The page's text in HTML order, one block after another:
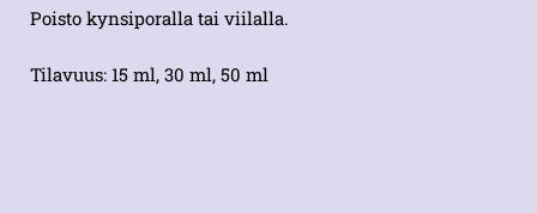
Poisto kynsiporalla tai viilalla.
Tilavuus: 15 ml, 30 ml, 50 ml